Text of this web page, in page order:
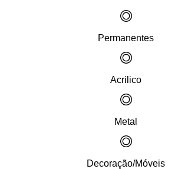
Permanentes
Acrilico
Metal
Decoração/Móveis